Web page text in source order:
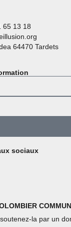
65 13 18
64470 Tardets
sociaux
la par un